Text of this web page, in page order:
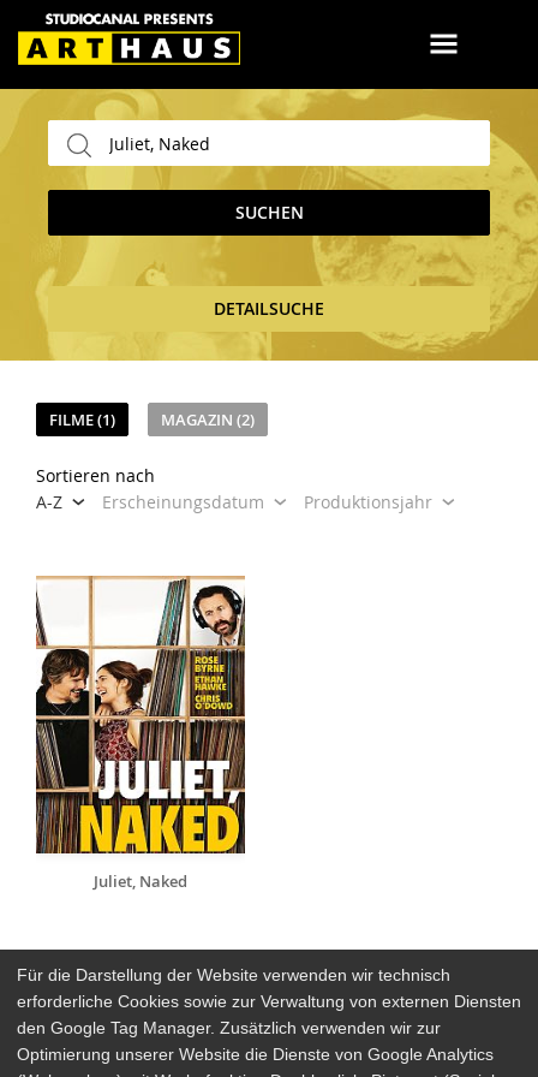
SUCHEN
DETAILSUCHE
FILME (1) MAGAZIN (2)
Sortieren nach
A-Z
Erscheinungsdatum Produktionsjahr
Juliet, Naked
Arthaus Stores
Für die Darstellung der Website verwenden wir technisch
erforderliche Cookies sowie zur Verwaltung von externen Diensten
den Google Tag Manager. Zusätzlich verwenden wir zur
Optimierung unserer Website die Dienste von Google Analytics